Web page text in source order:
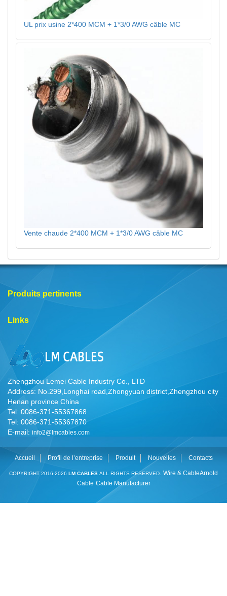
UL prix usine 2*400 MCM + 1*3/0 AWG câble MC
Vente chaude 2*400 MCM + 1*3/0 AWG câble MC
Produits pertinents
Links
Zhengzhou Lemei Cable Industry Co., LTD
Address: No.299,Longhai road,Zhongyuan district,Zhengzhou city
Henan province China
Tel: 0086-371-55367868
Tel: 0086-371-55367870
E-mail: info2@lmcables.com
Accueil Profil de l’entreprise Produit Nouvelles Contacts
COPYRIGHT 2016-2026 LM CABLES ALL RIGHTS RESERVED. Wire & CableArnold
Cable Cable Manufacturer